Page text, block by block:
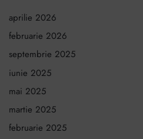
aprilie 2026
februarie 2026
septembrie 2025
iunie 2025
mai 2025
martie 2025
februarie 2025